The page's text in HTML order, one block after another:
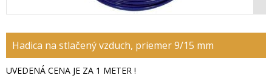
Hadica na stlačený vzduch, priemer 9/15 mm
UVEDENÁ CENA JE ZA 1 METER !